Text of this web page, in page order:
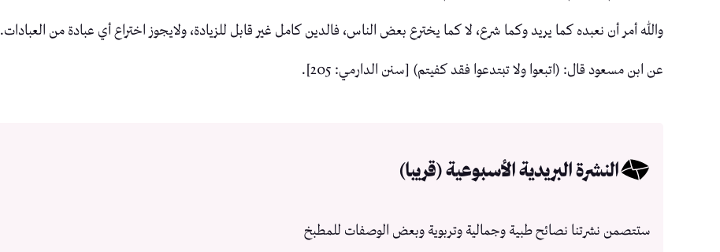
والله أمر أن نعبده كما يريد وكما شرع، لا كما يخترع بعض الناس، فالدين كامل غير قابل للزيادة، ولايجوز اختراع أي عبادة من العبادات.
عن ابن مسعود قال: (اتبعوا ولا تبتدعوا فقد كفيتم) [سنن الدارمي: 205].
النشرة البريدية الأسبوعية (قريبا)
ستتصمن نشرتنا نصائح طبية وجمالية وتربوية وبعض الوصفات للمطبخ